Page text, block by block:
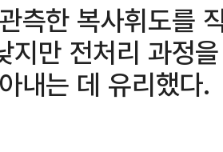
측한 복사휘도를
지만 전처리 과정
내는 데 유리했다.